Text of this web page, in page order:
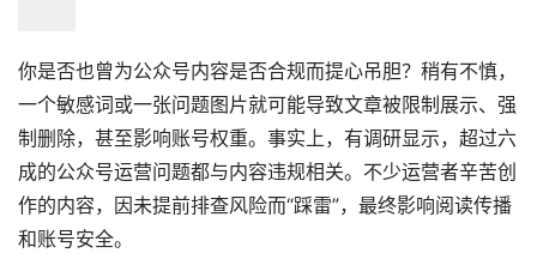
你是否也曾为公众号内容是否合规而提心吊胆？稍有不慎，
一个敏感词或一张问题图片就可能导致文章被限制展示、强
制删除，甚至影响账号权重。事实上，有调研显示，超过六
成的公众号运营问题都与内容违规相关。不少运营者辛苦创
作的内容，因未提前排查风险而“踩雷”，最终影响阅读传播
和账号安全。